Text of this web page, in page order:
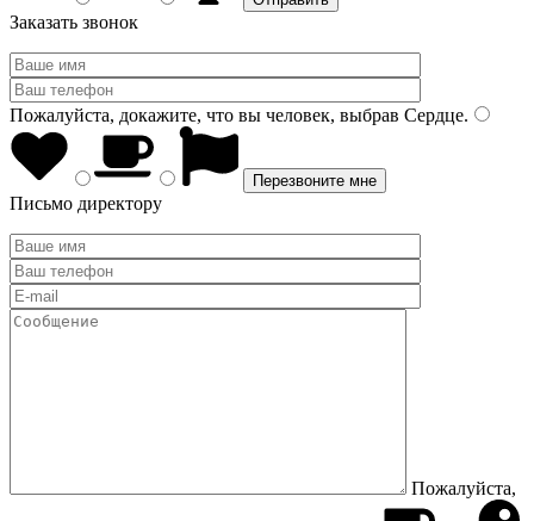
Заказать звонок
Пожалуйста, докажите, что вы человек, выбрав Сердце.
Письмо директору
Пожалуйста,